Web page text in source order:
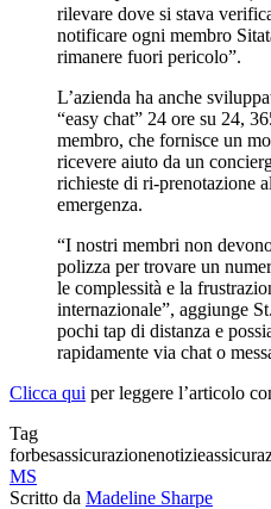
rilevare dove si stava
notificare ogni membro
rimanere fuori pericolo”.
L’azienda ha anche
“easy chat” 24 ore su 24,
membro, che fornisce un
ricevere aiuto da un
richieste di ri-prenotazione
emergenza.
“I nostri membri non
polizza per trovare un
le complessità e la
internazionale”, aggiunge
pochi tap di distanza e
rapidamente via chat o
Clicca qui per leggere l’articolo
Tag
forbesassicurazionenotizie
MS
Scritto da Madeline Sharpe